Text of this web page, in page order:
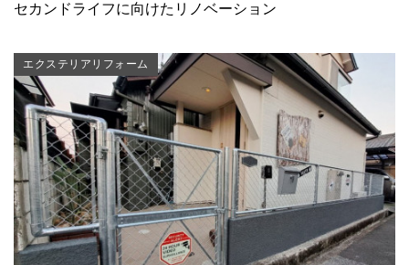
セカンドライフに向けたリノベーション
エクステリアリフォーム